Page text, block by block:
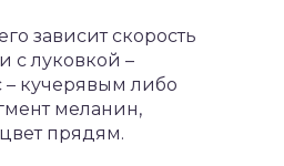
зависит скорость
с луковкой –
– кучерявым либо
меланин,
прядям.